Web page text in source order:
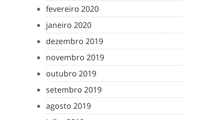
fevereiro 2020
janeiro 2020
dezembro 2019
novembro 2019
outubro 2019
setembro 2019
agosto 2019